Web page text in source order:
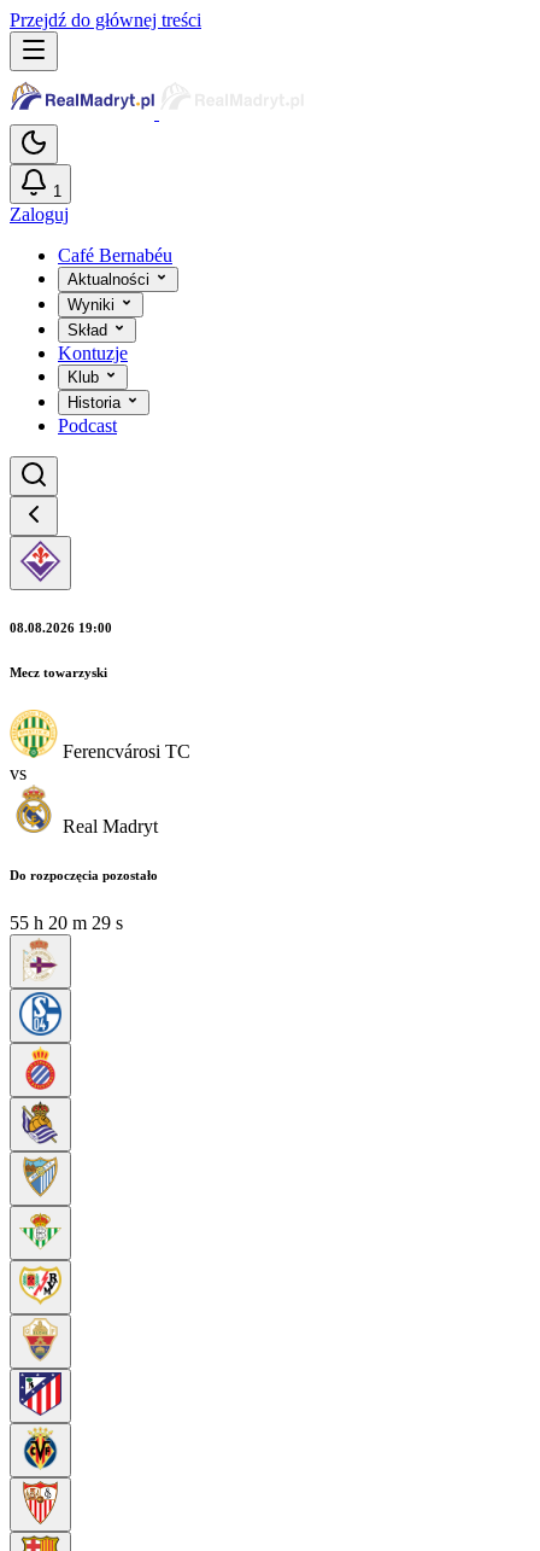
Przejdź do głównej treści
1
Zaloguj
Café Bernabéu
Aktualności
Wyniki
Skład
Kontuzje
Klub
Historia
Podcast
08.08.2026 19:00
Mecz towarzyski
Ferencvárosi TC
vs
Real Madryt
Do rozpoczęcia pozostało
55 h 20 m 27 s